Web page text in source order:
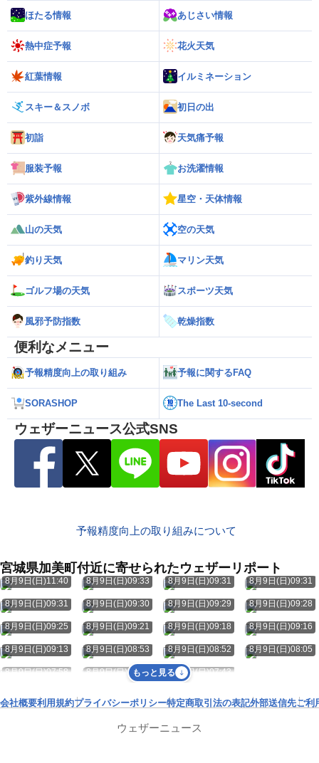
ほたる情報 あじさい情報
熱中症予報 花火天気
紅葉情報 イルミネーション
スキー＆スノボ 初日の出
初詣 天気痛予報
服装予報 お洗濯情報
紫外線情報 星空・天体情報
山の天気 空の天気
釣り天気 マリン天気
ゴルフ場の天気 スポーツ天気
風邪予防指数 乾燥指数
便利なメニュー
予報精度向上の取り組み 予報に関するFAQ
SORASHOP The Last 10-second
ウェザーニュース公式SNS
予報精度向上の取り組みについて
宮城県加美町付近に寄せられたウェザーリポート
8月9日(日)11:40 8月9日(日)09:33 8月9日(日)09:31 8月9日(日)09:31
8月9日(日)09:31 8月9日(日)09:30 8月9日(日)09:29 8月9日(日)09:28
8月9日(日)09:25 8月9日(日)09:21 8月9日(日)09:18 8月9日(日)09:16
8月9日(日)09:13 8月9日(日)08:53 8月9日(日)08:52 8月9日(日)08:05
8月9日(日)07:58 8月9日(日)07:50 8月9日(日)07:43
もっと見る
会社概要利用規約プライバシーポリシー特定商取引法の表記外部送信先ご利
ウェザーニュース